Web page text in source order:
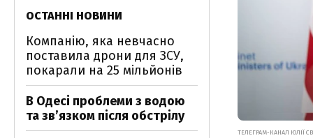
ТЕЛЕГРАМ-КАНАЛ ЮЛІЇ
ОСТАННІ НОВИНИ
Компанію, яка невчасно
поставила дрони для ЗСУ,
покарали на 25 мільйонів
В Одесі проблеми з водою
та звʼязком після обстрілу